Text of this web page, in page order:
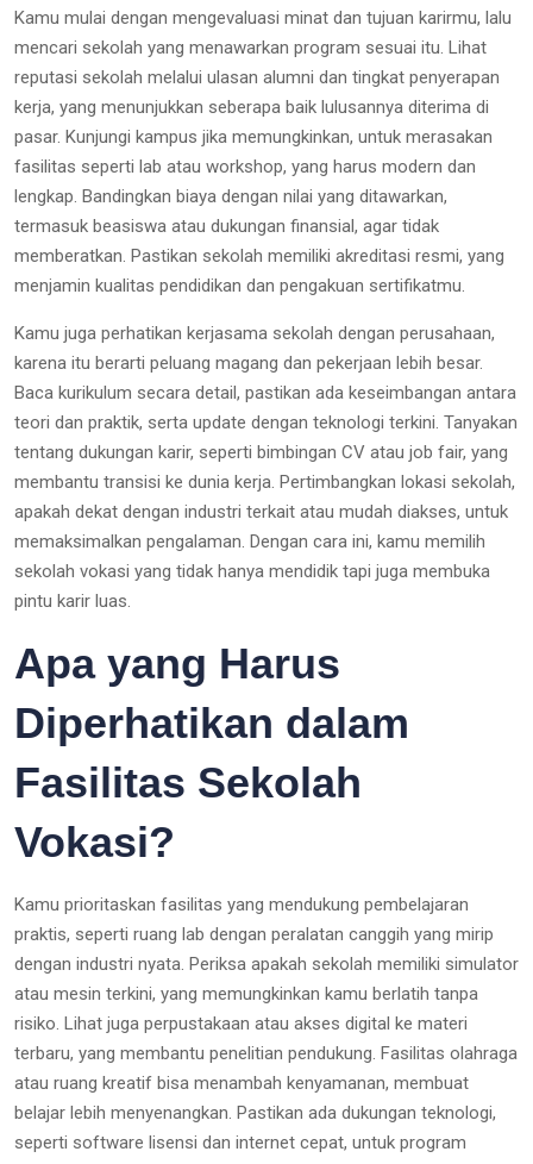
Kamu mulai dengan mengevaluasi minat dan tujuan karirmu, lalu
mencari sekolah yang menawarkan program sesuai itu. Lihat
reputasi sekolah melalui ulasan alumni dan tingkat penyerapan
kerja, yang menunjukkan seberapa baik lulusannya diterima di
pasar. Kunjungi kampus jika memungkinkan, untuk merasakan
fasilitas seperti lab atau workshop, yang harus modern dan
lengkap. Bandingkan biaya dengan nilai yang ditawarkan,
termasuk beasiswa atau dukungan finansial, agar tidak
memberatkan. Pastikan sekolah memiliki akreditasi resmi, yang
menjamin kualitas pendidikan dan pengakuan sertifikatmu.
Kamu juga perhatikan kerjasama sekolah dengan perusahaan,
karena itu berarti peluang magang dan pekerjaan lebih besar.
Baca kurikulum secara detail, pastikan ada keseimbangan antara
teori dan praktik, serta update dengan teknologi terkini. Tanyakan
tentang dukungan karir, seperti bimbingan CV atau job fair, yang
membantu transisi ke dunia kerja. Pertimbangkan lokasi sekolah,
apakah dekat dengan industri terkait atau mudah diakses, untuk
memaksimalkan pengalaman. Dengan cara ini, kamu memilih
sekolah vokasi yang tidak hanya mendidik tapi juga membuka
pintu karir luas.
Apa yang Harus
Diperhatikan dalam
Fasilitas Sekolah
Vokasi?
Kamu prioritaskan fasilitas yang mendukung pembelajaran
praktis, seperti ruang lab dengan peralatan canggih yang mirip
dengan industri nyata. Periksa apakah sekolah memiliki simulator
atau mesin terkini, yang memungkinkan kamu berlatih tanpa
risiko. Lihat juga perpustakaan atau akses digital ke materi
terbaru, yang membantu penelitian pendukung. Fasilitas olahraga
atau ruang kreatif bisa menambah kenyamanan, membuat
belajar lebih menyenangkan. Pastikan ada dukungan teknologi,
seperti software lisensi dan internet cepat, untuk program